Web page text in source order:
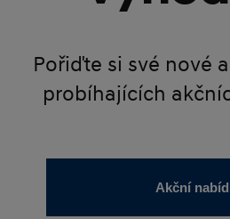
Pořiďte si své nové
probíhajících
Akční